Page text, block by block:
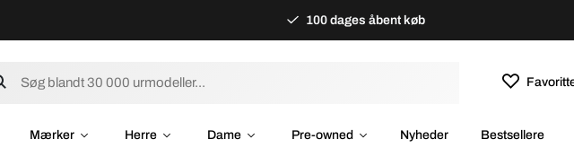
100 dages åbent køb
Mærker Herre Dame Pre-owned Nyheder Bestsellere